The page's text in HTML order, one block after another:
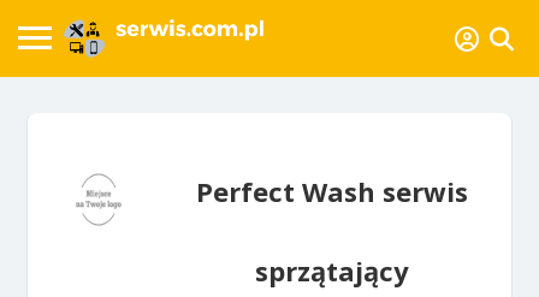
Perfect Wash serwis
sprzątający